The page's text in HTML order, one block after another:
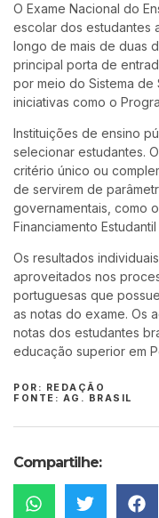
O Exame Nacional do
escolar dos estudantes
longo de mais de duas
principal porta de
por meio do Sistema
iniciativas como o
Instituições de ensino
selecionar estudantes.
critério único ou
de servirem de
governamentais, como
Financiamento
Os resultados
aproveitados nos
portuguesas que
as notas do exame. Os
notas dos estudantes
educação superior em
POR: REDAÇÃO
FONTE: AG. BRASIL
Compartilhe: